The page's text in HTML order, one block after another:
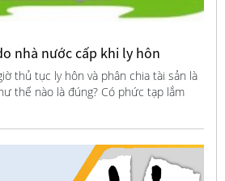
nhà nước cấp khi ly hôn
thủ tục ly hôn và phân chia tài sản là
thế nào là đúng? Có phức tạp lắm